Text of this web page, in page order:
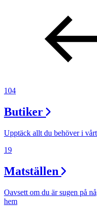
Presentkort
104
Butiker
Upptäck allt du behöver i
19
Matställen
Oavsett om du är sugen på
hem